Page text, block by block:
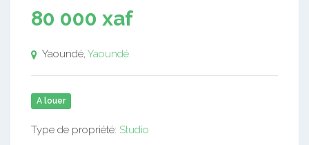
80 000 xaf
Yaoundé, Yaoundé
A louer
Type de propriété: Studio